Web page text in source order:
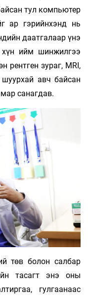
тул компьютер
ар гэрийнхэнд нь
даатгалаар үнэ
хүн ийм шинжилгээ
рентген зураг, MRI,
авч байсан
санагдав.
төв болон салбар
тасагт энэ оны
гулгаанаас